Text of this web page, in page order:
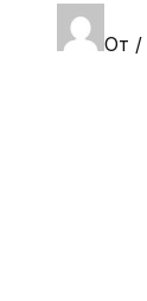
От /